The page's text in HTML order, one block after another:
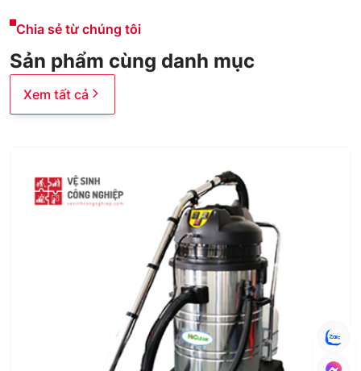
Chia sẻ từ chúng tôi
Sản phẩm cùng danh mục
Xem tất cả